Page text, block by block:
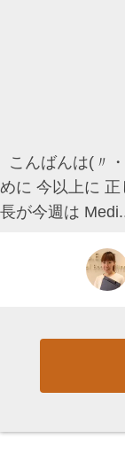
こんばんは(〃
めに 今以上に
長が今週は